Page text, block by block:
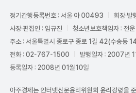
정기간행등록번호 : 서울 아 00493
회장·발
사장·편집인 : 임규진
청소년보호책임자 : 전운
주소 : 서울특별시 종로구 종로 1길 42(수송동
전화 : 02-767-1500
발행일자 : 2007년
등록일자 : 2008년 01월10일
아주경제는 인터넷신문윤리위원회 윤리강령을